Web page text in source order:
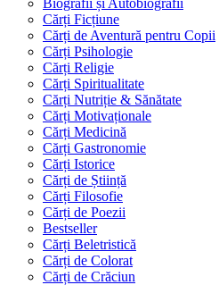
Cărți Ficțiune
Cărți de Aventură pentru Copii
Cărți Psihologie
Cărți Religie
Cărți Spiritualitate
Cărți Nutriție & Sănătate
Cărți Motivaționale
Cărți Medicină
Cărți Gastronomie
Cărți Istorice
Cărți de Știință
Cărți Filosofie
Cărți de Poezii
Bestseller
Cărți Beletristică
Cărți de Colorat
Cărți de Crăciun